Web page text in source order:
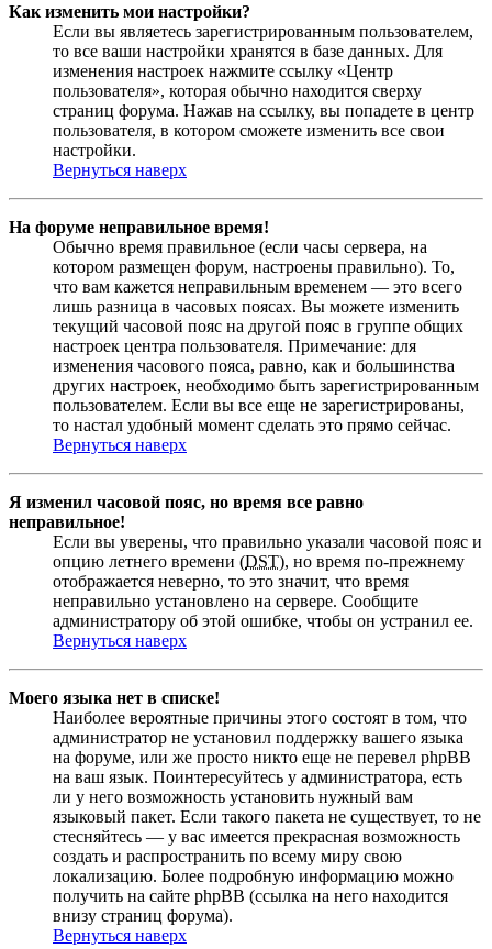
Как изменить мои настройки?
Если вы являетесь зарегистрированным пользователем,
то все ваши настройки хранятся в базе данных. Для
изменения настроек нажмите ссылку «Центр
пользователя», которая обычно находится сверху
страниц форума. Нажав на ссылку, вы попадете в центр
пользователя, в котором сможете изменить все свои
настройки.
Вернуться наверх
На форуме неправильное время!
Обычно время правильное (если часы сервера, на
котором размещен форум, настроены правильно). То,
что вам кажется неправильным временем — это всего
лишь разница в часовых поясах. Вы можете изменить
текущий часовой пояс на другой пояс в группе общих
настроек центра пользователя. Примечание: для
изменения часового пояса, равно, как и большинства
других настроек, необходимо быть зарегистрированным
пользователем. Если вы все еще не зарегистрированы,
то настал удобный момент сделать это прямо сейчас.
Вернуться наверх
Я изменил часовой пояс, но время все равно
неправильное!
Если вы уверены, что правильно указали часовой пояс и
опцию летнего времени (DST), но время по-прежнему
отображается неверно, то это значит, что время
неправильно установлено на сервере. Сообщите
администратору об этой ошибке, чтобы он устранил ее.
Вернуться наверх
Моего языка нет в списке!
Наиболее вероятные причины этого состоят в том, что
администратор не установил поддержку вашего языка
на форуме, или же просто никто еще не перевел phpBB
на ваш язык. Поинтересуйтесь у администратора, есть
ли у него возможность установить нужный вам
языковый пакет. Если такого пакета не существует, то не
стесняйтесь — у вас имеется прекрасная возможность
создать и распространить по всему миру свою
локализацию. Более подробную информацию можно
получить на сайте phpBB (ссылка на него находится
внизу страниц форума).
Вернуться наверх